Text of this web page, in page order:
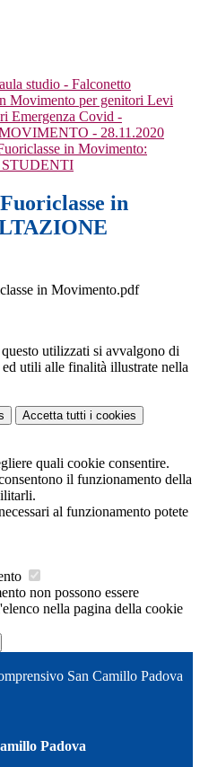
studio - Falconetto
Movimento per genitori Levi
Emergenza Covid -
- 28.11.2020
in Movimento:
in
in Movimento.pdf
utilizzati si avvalgono di
utili alle finalità illustrate nella
Accetta tutti i cookies
quali cookie consentire.
il funzionamento della
al funzionamento potete
non possono essere
nella pagina della cookie
San Camillo Padova
Padova